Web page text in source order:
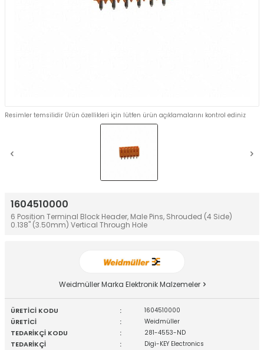
1604510000
6 Position Terminal Block Header, Male Pins, Shrouded (4 Side)
0.138" (3.50mm) Vertical Through Hole
Resimler temsilidir Ürün özellikleri için lütfen ürün açıklamalarını kontrol ediniz
Weidmüller Marka Elektronik Malzemeler
ÜRETİCİ KODU : 1604510000
ÜRETİCİ : Weidmüller
TEDARİKÇİ KODU : 281-4553-ND
TEDARİKÇİ : Digi-KEY Electronics